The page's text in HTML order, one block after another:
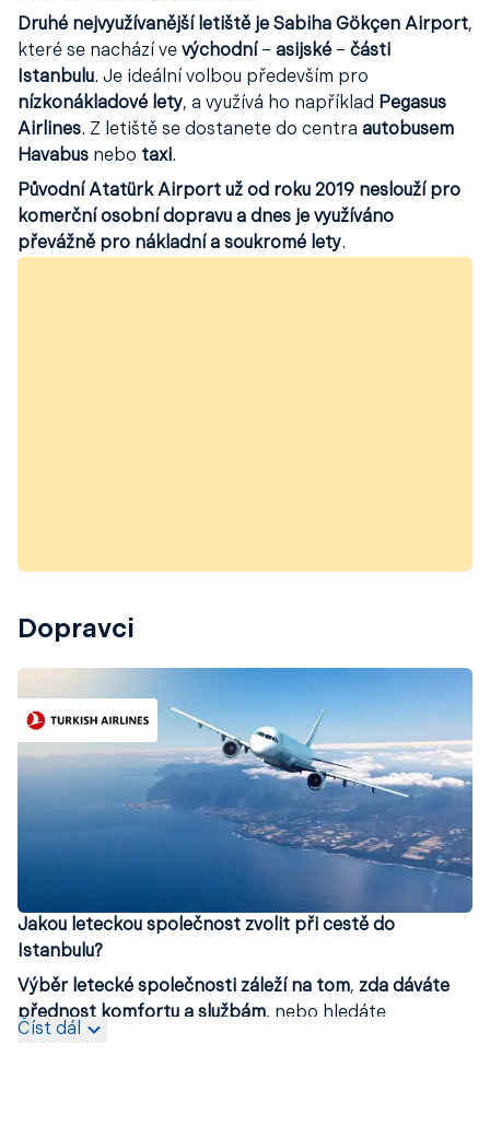
Druhé nejvyužívanější letiště je Sabiha Gökçen Airport,
které se nachází ve východní – asijské – části
Istanbulu. Je ideální volbou především pro
nízkonákladové lety, a využívá ho například Pegasus
Airlines. Z letiště se dostanete do centra autobusem
Havabus nebo taxi.
Původní Atatürk Airport už od roku 2019 neslouží pro
komerční osobní dopravu a dnes je využíváno
převážně pro nákladní a soukromé lety.
Dopravci
Jakou leteckou společnost zvolit při cestě do
Istanbulu?
Výběr letecké společnosti záleží na tom, zda dáváte
přednost komfortu a službám, nebo hledáte
nejvýhodnější cenu
Číst dál